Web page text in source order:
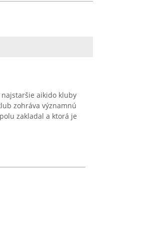
aikido kluby
zohráva významnú
zakladal a ktorá je